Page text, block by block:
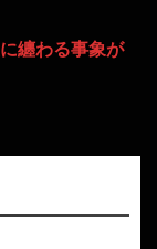
纏わる事象が